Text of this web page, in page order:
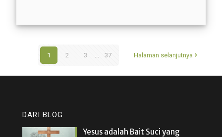
1 2 3 ... 37 Halaman selanjutnya
DARI BLOG
Yesus adalah Bait Suci yang